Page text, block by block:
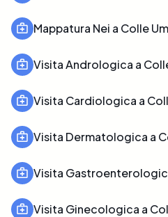
Mappatura Nei a Colle
Visita Andrologica a
Visita Cardiologica a
Visita Dermatologica a
Visita
Visita Ginecologica a